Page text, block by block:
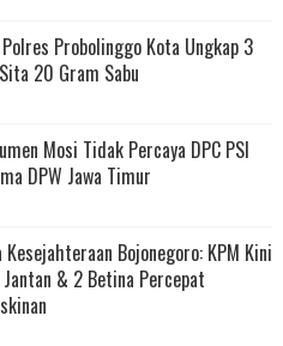
Probolinggo Kota Ungkap 3
20 Gram Sabu
Mosi Tidak Percaya DPC PSI
DPW Jawa Timur
Bojonegoro: KPM Kini
& 2 Betina Percepat